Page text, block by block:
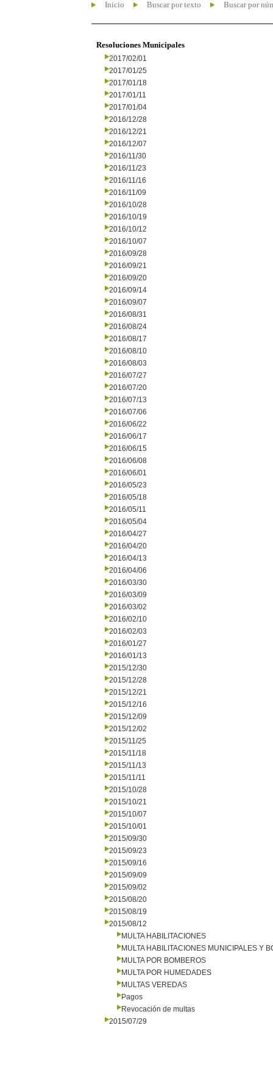
Inicio Buscar por texto Buscar por
Resoluciones Municipales
2017/02/01
2017/01/25
2017/01/18
2017/01/11
2017/01/04
2016/12/28
2016/12/21
2016/12/07
2016/11/30
2016/11/23
2016/11/16
2016/11/09
2016/10/28
2016/10/19
2016/10/12
2016/10/07
2016/09/28
2016/09/21
2016/09/20
2016/09/14
2016/09/07
2016/08/31
2016/08/24
2016/08/17
2016/08/10
2016/08/03
2016/07/27
2016/07/20
2016/07/13
2016/07/06
2016/06/22
2016/06/17
2016/06/15
2016/06/08
2016/06/01
2016/05/23
2016/05/18
2016/05/11
2016/05/04
2016/04/27
2016/04/20
2016/04/13
2016/04/06
2016/03/30
2016/03/09
2016/03/02
2016/02/10
2016/02/03
2016/01/27
2016/01/13
2015/12/30
2015/12/28
2015/12/21
2015/12/16
2015/12/09
2015/12/02
2015/11/25
2015/11/18
2015/11/13
2015/11/11
2015/10/28
2015/10/21
2015/10/07
2015/10/01
2015/09/30
2015/09/23
2015/09/16
2015/09/09
2015/09/02
2015/08/20
2015/08/19
2015/08/12
MULTA HABILITACIONES
MULTA HABILITACIONES MUNICIPALES Y
MULTA POR BOMBEROS
MULTA POR HUMEDADES
MULTAS VEREDAS
Pagos
Revocación de multas
2015/07/29